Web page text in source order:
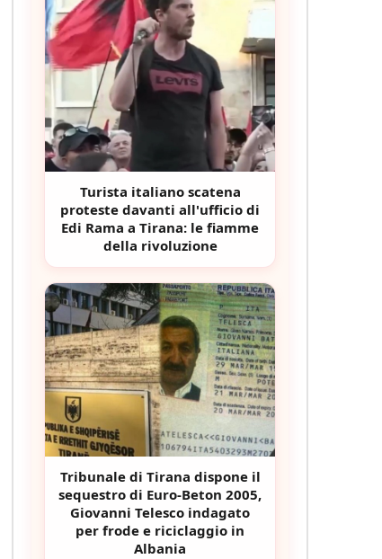
Turista italiano scatena
proteste davanti all'ufficio di
Edi Rama a Tirana: le fiamme
della rivoluzione
Tribunale di Tirana dispone il
sequestro di Euro-Beton 2005,
Giovanni Telesco indagato
per frode e riciclaggio in
Albania